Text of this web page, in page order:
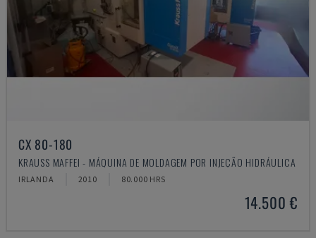
CX 80-180
KRAUSS MAFFEI - MÁQUINA DE MOLDAGEM POR INJEÇÃO HIDRÁULICA
IRLANDA 2010 80.000 HRS
14.500 €